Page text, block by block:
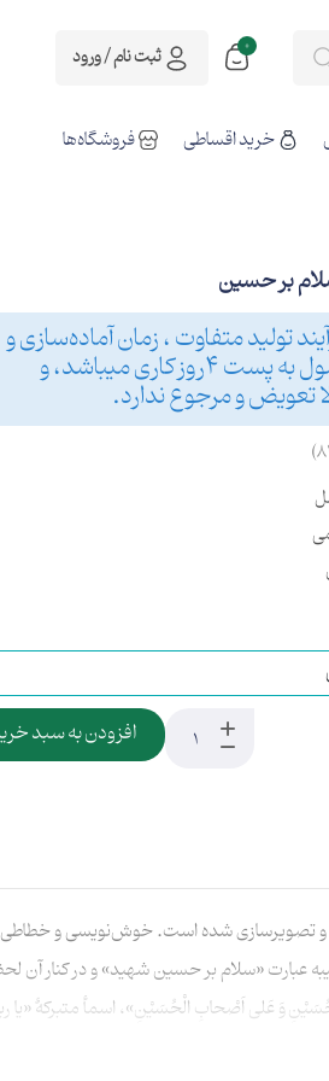
0 ثبت نام / ورود
خرید اقساطی فروشگاه‌ها
بر حسین
تولید متفاوت ، زمان آماده‌سازی و
تحویل این محصول به پست 4روز کاری میباشد، و
تعویض و مرجوع ندارد.
افزودن به سبد
شده است. خوش‌نویسی و خطاطی آن
عبارت «سلام بر حسین شهید» و در
وَ عَلی اَصْحابِ الْحُسَیْنِ»، اسمأ متبرکهٔ «یا
و زیبای محتشم کاشانی «این حسین